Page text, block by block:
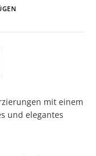
mit einem
und elegantes